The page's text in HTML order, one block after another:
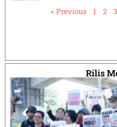
« Previous 1 2 3
Rilis